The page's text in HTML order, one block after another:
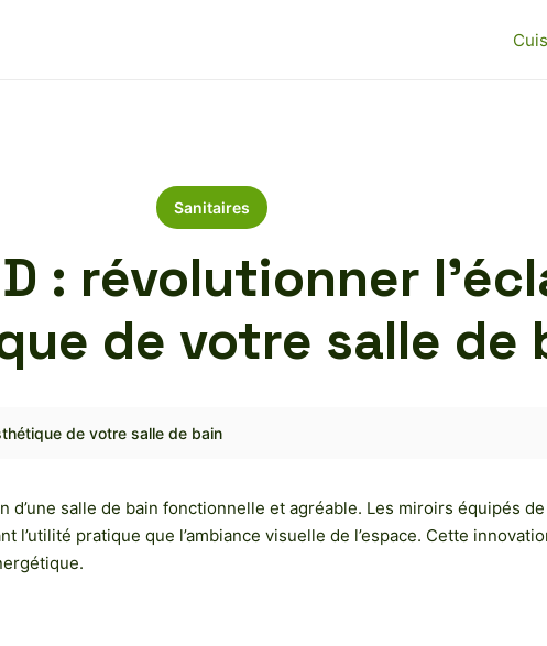
Sanitaires
: révolutionner
de votre salle de
de votre salle de bain
d’une salle de bain fonctionnelle et agréable. Les miroirs équipés
pratique que l’ambiance visuelle de l’espace. Cette